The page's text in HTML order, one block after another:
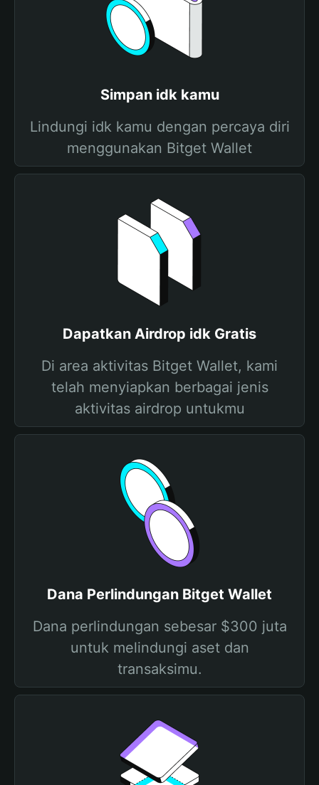
Simpan idk kamu
Lindungi idk kamu dengan percaya diri
menggunakan Bitget Wallet
Dapatkan Airdrop idk Gratis
Di area aktivitas Bitget Wallet, kami
telah menyiapkan berbagai jenis
aktivitas airdrop untukmu
Dana Perlindungan Bitget Wallet
Dana perlindungan sebesar $300 juta
untuk melindungi aset dan
transaksimu.